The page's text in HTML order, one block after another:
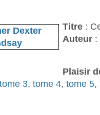
Titre :
Auteur :
Plaisir
tome 3, tome 4, tome 5,